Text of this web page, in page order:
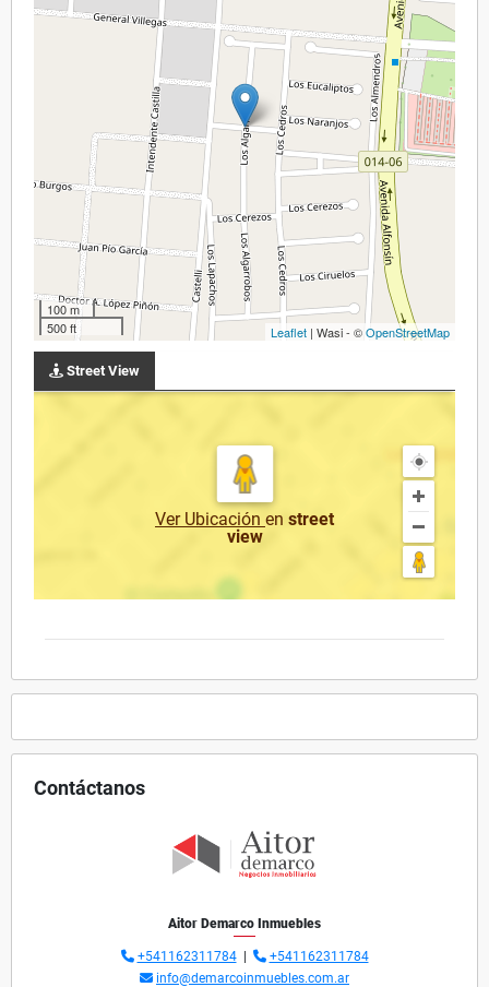
100 m
500 ft
Leaflet | Wasi - ©OpenStreetMap
Street View
Ver Ubicación en street
view
Contáctanos
Aitor Demarco Inmuebles
+541162311784|
+541162311784
info@demarcoinmuebles.com.ar